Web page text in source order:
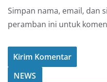
Simpan nama, email, dan
peramban ini untuk
NEWS